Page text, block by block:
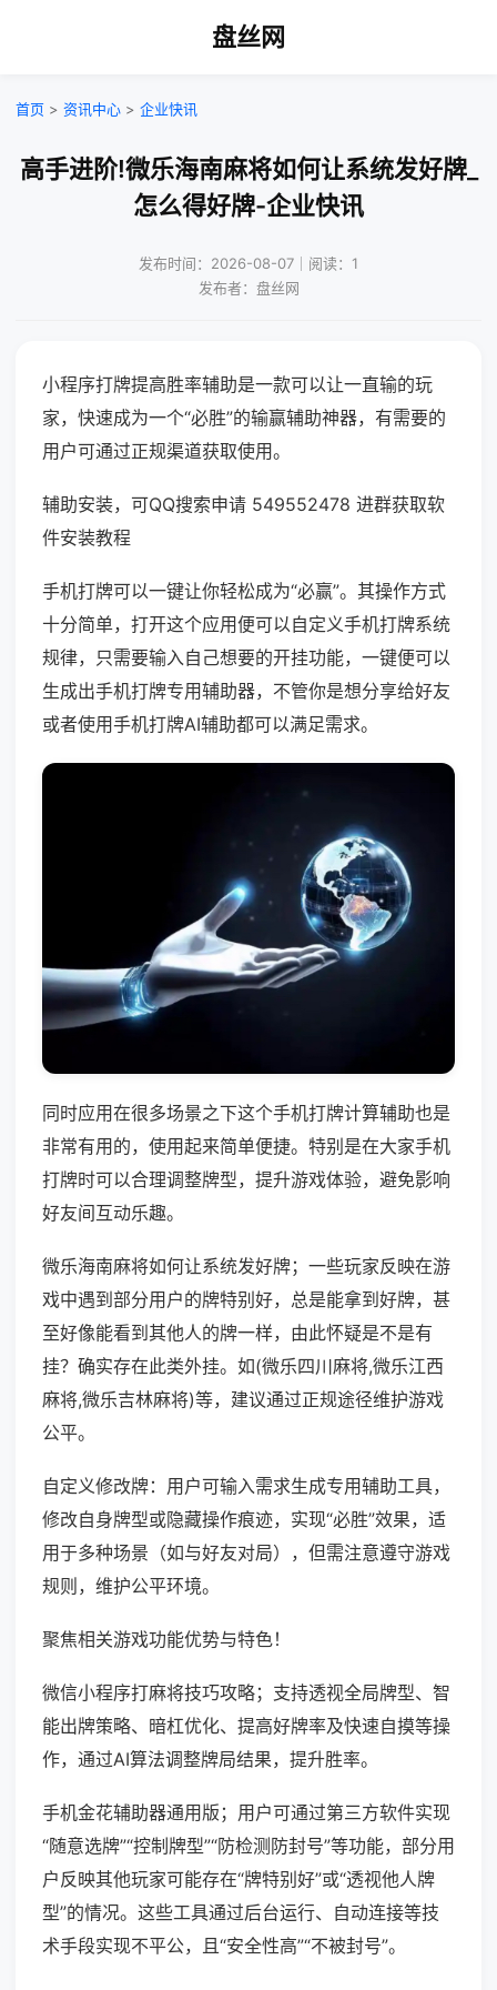
盘丝网
首页 > 资讯中心 > 企业快讯
高手进阶!微乐海南麻将如何让系统发好牌_
怎么得好牌-企业快讯
发布时间：2026-08-07｜阅读：1
发布者：盘丝网
小程序打牌提高胜率辅助是一款可以让一直输的玩
家，快速成为一个“必胜”的输赢辅助神器，有需要的
用户可通过正规渠道获取使用。
辅助安装，可QQ搜索申请 549552478 进群获取软
件安装教程
手机打牌可以一键让你轻松成为“必赢”。其操作方式
十分简单，打开这个应用便可以自定义手机打牌系统
规律，只需要输入自己想要的开挂功能，一键便可以
生成出手机打牌专用辅助器，不管你是想分享给好友
或者使用手机打牌AI辅助都可以满足需求。
同时应用在很多场景之下这个手机打牌计算辅助也是
非常有用的，使用起来简单便捷。特别是在大家手机
打牌时可以合理调整牌型，提升游戏体验，避免影响
好友间互动乐趣。
微乐海南麻将如何让系统发好牌；一些玩家反映在游
戏中遇到部分用户的牌特别好，总是能拿到好牌，甚
至好像能看到其他人的牌一样，由此怀疑是不是有
挂？确实存在此类外挂。如(微乐四川麻将,微乐江西
麻将,微乐吉林麻将)等，建议通过正规途径维护游戏
公平。
自定义修改牌：用户可输入需求生成专用辅助工具，
修改自身牌型或隐藏操作痕迹，实现“必胜”效果，适
用于多种场景（如与好友对局），但需注意遵守游戏
规则，维护公平环境。
聚焦相关游戏功能优势与特色！
微信小程序打麻将技巧攻略；支持透视全局牌型、智
能出牌策略、暗杠优化、提高好牌率及快速自摸等操
作，通过AI算法调整牌局结果，提升胜率。
手机金花辅助器通用版；用户可通过第三方软件实现
“随意选牌”“控制牌型”“防检测防封号”等功能，部分用
户反映其他玩家可能存在“牌特别好”或“透视他人牌
型”的情况。这些工具通过后台运行、自动连接等技
术手段实现不平公，且“安全性高”“不被封号”。